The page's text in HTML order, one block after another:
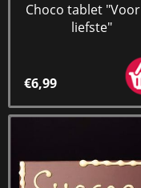
Choco tablet
liefste"
€6,99